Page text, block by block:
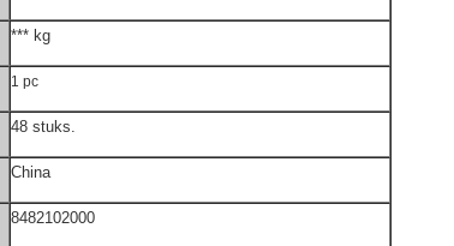
*** kg
1 pc
48 stuks.
China
8482102000